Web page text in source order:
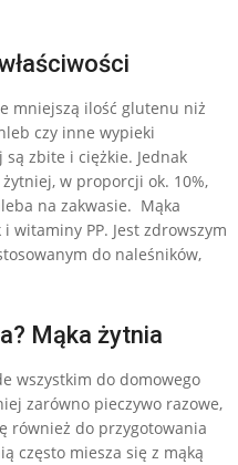
mniejszą ilość glutenu niż
czy inne wypieki
zbite i ciężkie. Jednak
w proporcji ok. 10%,
na zakwasie. Mąka
witaminy PP. Jest zdrowszym
do naleśników,
Mąka żytnia
wszystkim do domowego
zarówno pieczywo razowe,
również do przygotowania
często miesza się z mąką